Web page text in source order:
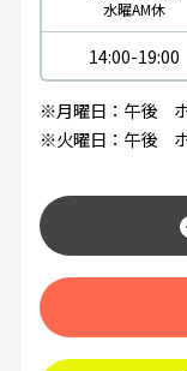
水曜AM休
14:00-19:00
※月曜日：午後
※火曜日：午後